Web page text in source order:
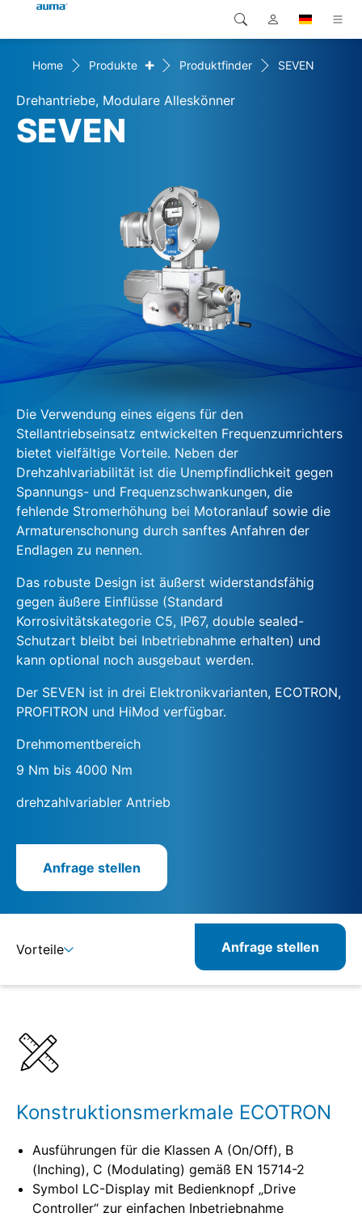
Produkte
Lösungen
Global
Europa
Nordamerika
Suche
Home Produkte + Produktfinder SEVEN
Drehantriebe, Modulare Alleskönner
SEVEN
Die Verwendung eines eigens für den
Stellantriebseinsatz entwickelten Frequenzumrichters
bietet vielfältige Vorteile. Neben der
Drehzahlvariabilität ist die Unempfindlichkeit gegen
Spannungs- und Frequenzschwankungen, die
fehlende Stromerhöhung bei Motoranlauf sowie die
Armaturenschonung durch sanftes Anfahren der
Endlagen zu nennen.
Das robuste Design ist äußerst widerstandsfähig
gegen äußere Einflüsse (Standard
Korrosivitätskategorie C5, IP67, double sealed-
Schutzart bleibt bei Inbetriebnahme erhalten) und
kann optional noch ausgebaut werden.
Der SEVEN ist in drei Elektronikvarianten, ECOTRON,
PROFITRON und HiMod verfügbar.
Drehmomentbereich
9 Nm bis 4000 Nm
drehzahlvariabler Antrieb
Anfrage stellen
Vorteile Anfrage stellen
Konstruktionsmerkmale ECOTRON
Ausführungen für die Klassen A (On/Off), B
(Inching), C (Modulating) gemäß EN 15714-2
Symbol LC-Display mit Bedienknopf „Drive
Controller“ zur einfachen Inbetriebnahme